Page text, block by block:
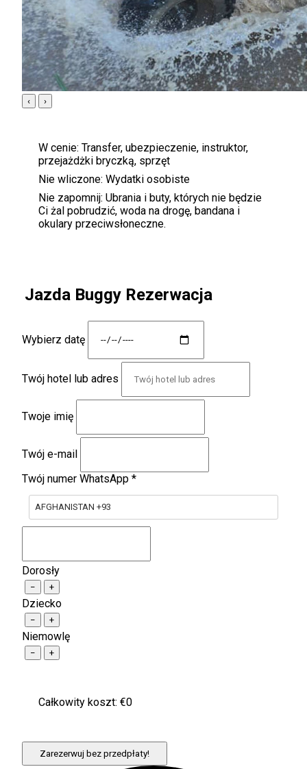
‹ ›
W cenie: Transfer, ubezpieczenie, instruktor,
przejażdżki bryczką, sprzęt
Nie wliczone: Wydatki osobiste
Nie zapomnij: Ubrania i buty, których nie będzie
Ci żal pobrudzić, woda na drogę, bandana i
okulary przeciwsłoneczne.
Jazda Buggy Rezerwacja
Wybierz datę
Twój hotel lub adres
Twoje imię
Twój e-mail
Twój numer WhatsApp *
AFGHANISTAN +93
Dorosły
− +
Dziecko
− +
Niemowlę
− +
Całkowity koszt: €0
Zarezerwuj bez przedpłaty!